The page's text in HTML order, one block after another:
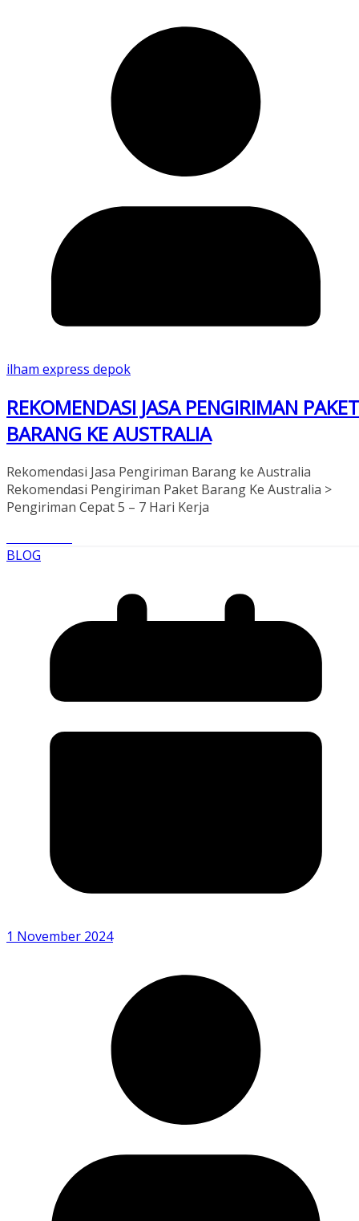
ilham express depok
REKOMENDASI JASA PENGIRIMAN PAKET
BARANG KE AUSTRALIA
Rekomendasi Jasa Pengiriman Barang ke Australia
Rekomendasi Pengiriman Paket Barang Ke Australia >
Pengiriman Cepat 5 – 7 Hari Kerja
BLOG
1 November 2024